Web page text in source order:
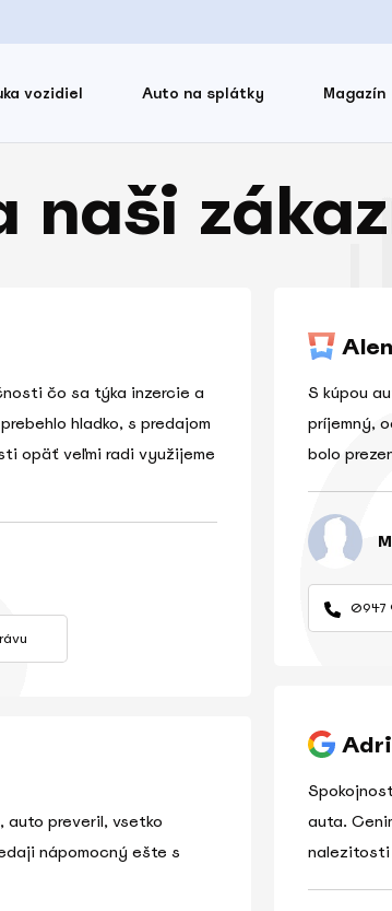
vozidiel Auto na splátky Magazín
naši
čo sa týka inzercie a
hladko, s predajom
opäť veľmi radi využijeme
auto preveril, vsetko
nápomocný ešte s
S kúpou
príjemný,
bolo
0947
auta.
nalezitosti